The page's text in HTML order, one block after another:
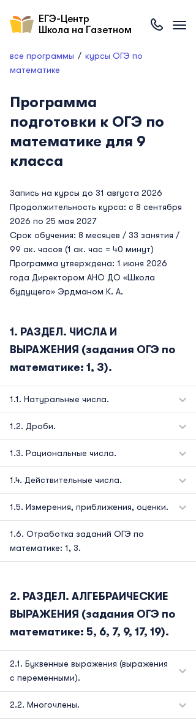
ЕГЭ-Центр
Школа на Газетном
все программы
курсы ОГЭ по
математике
Программа
подготовки к ОГЭ по
математике для 9
класса
Запись на курсы до 31 августа 2026
Продолжительность курса: с 8 сентября
2026 по 25 мая 2027
Срок обучения: 8 месяцев / 33 занятия /
99 ак. часов (1 ак. час = 40 минут)
Программа утверждена: 1 июня 2026
года Директором АНО ДО «Школа
будущего» Эрдманом К. А.
РАЗДЕЛ. ЧИСЛА И
ВЫРАЖЕНИЯ (задания ОГЭ по
математике: 1, 3).
Натуральные числа.
Дроби.
Рациональные числа.
Действительные числа.
Измерения, приближения, оценки.
Отработка заданий ОГЭ по
математике: 1, 3.
РАЗДЕЛ. АЛГЕБРАИЧЕСКИЕ
ВЫРАЖЕНИЯ (задания ОГЭ по
математике: 5, 6, 7, 9, 17, 19).
Буквенные выражения (выражения
с переменными).
Многочлены.